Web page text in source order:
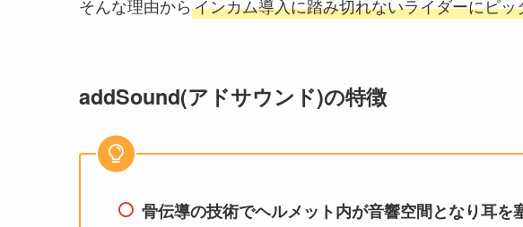
そんな理由からインカム導入に踏み切れないライダーにピ
addSound(アドサウンド)の特徴
骨伝導の技術でヘルメット内が音響空間となり耳を